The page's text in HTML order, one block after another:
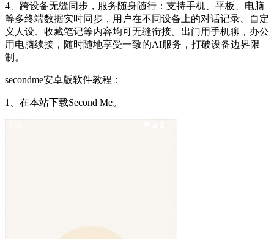
4、跨设备无缝同步，服务随身随行：支持手机、平板、电脑
等多终端数据实时同步，用户在不同设备上的对话记录、自定
义人设、收藏笔记等内容均可无缝衔接。出门用手机聊，办公
用电脑续接，随时随地享受一致的AI服务，打破设备边界限
制。
secondme安卓版软件教程：
1、在本站下载Second Me。